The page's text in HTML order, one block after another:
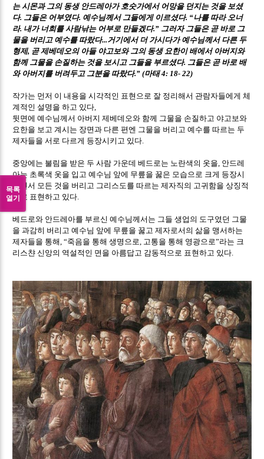
는 시몬과 그의 동생 안드레아가 호숫가에서 어망을 던지는 것을 보셨
다. 그들은 어부였다. 예수님께서 그들에게 이르셨다. “나를 따라 오너
라. 내가 너희를 사람낚는 어부로 만들겠다.” 그러자 그들은 곧 바로 그
물을 버리고 예수를 따랐다...거기에서 더 가시다가 예수님께서 다른 두
형제, 곧 제베데오의 아들 야고보와 그의 동생 요한이 배에서 아버지와
함께 그물을 손질하는 것을 보시고 그들을 부르셨다. 그들은 곧 바로 배
와 아버지를 버려두고 그분을 따랐다.” (마태4: 18- 22)
작가는 먼저 이 내용을 시각적인 표현으로 잘 정리해서 관람자들에게 체
계적인 설명을 하고 있다
뒷면에 예수님께서 아버지 제베데오와 함께 그물을 손질하고 야고보와
요한을 보고 계시는 장면과 다른 편엔 그물을 버리고 예수를 따르는 두
제자들을 서로 다르게 등장시키고 있다
중앙에는 불림을 받은 두 사람 가운데 베드로는 노란색의 옷을 안드레
아는 초록색 옷을 입고 예수님 앞에 무릎을 꿇은 모습으로 크게 등장시
키면서 모든 것을 버리고 그리스도를 따르는 제자직의 고귀함을 상징적
으로 표현하고 있다
베드로와 안드레아를 부르신 예수님께서는 그들 생업의 도구였던 그물
을 과감히 버리고 예수님 앞에 무릎을 꿇고 제자로서의 삶을 맹서하는
제자들을 통해 , “죽음을 통해 생명으로 고통을 통해 영광으로”라는 크
리스챤 신앙의 역설적인 면을 아름답고 감동적으로 표현하고 있다
목록
열기